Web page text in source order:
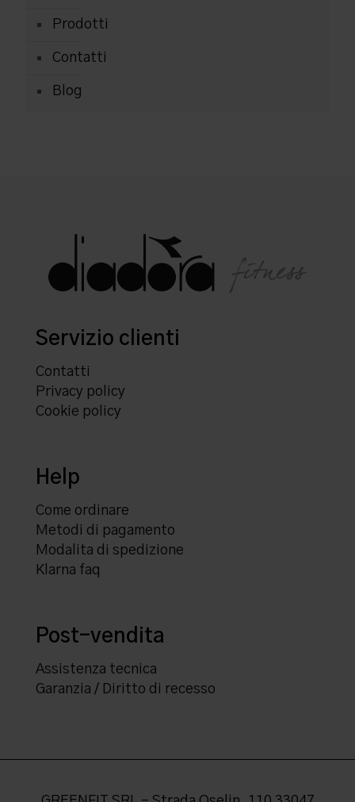
Prodotti
Contatti
Blog
Servizio clienti
Contatti
Privacy policy
Cookie policy
Help
Come ordinare
Metodi di pagamento
Modalita di spedizione
Klarna faq
Post-vendita
Assistenza tecnica
Garanzia / Diritto di recesso